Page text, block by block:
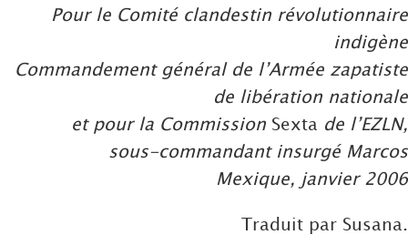
Pour le Comité clandestin révolutionnaire
indigène
Commandement général de l’Armée zapatiste
de libération nationale
et pour la Commission Sexta de l’EZLN,
sous-commandant insurgé Marcos
Mexique, janvier 2006
Traduit par Susana.